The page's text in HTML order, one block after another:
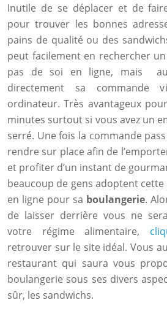
Inutile de se déplacer et de
pour trouver les bonnes
pains de qualité ou des
peut facilement en rechercher
pas de soi en ligne, mais
directement sa commande
ordinateur. Très avantageux
minutes surtout si vous avez un
serré. Une fois la commande
rendre sur place afin de
et profiter d’un instant de
beaucoup de gens adoptent
en ligne pour sa boulangerie.
de laisser derrière vous ne
votre régime alimentaire,
retrouver sur le site idéal. Vous
restaurant qui saura vous
boulangerie sous ses divers
sûr, les sandwichs.